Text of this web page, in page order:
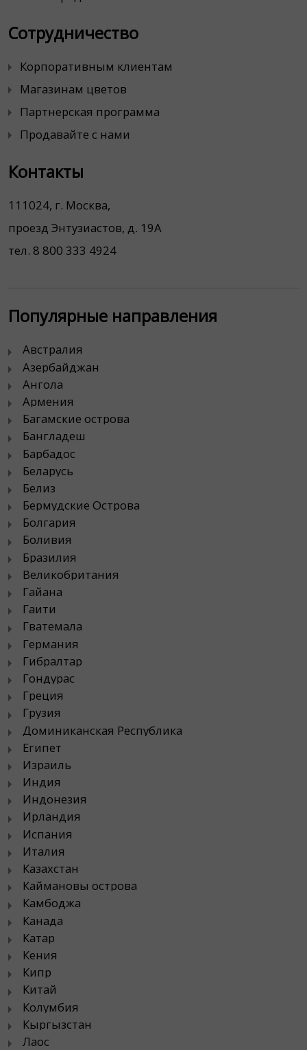
Сотрудничество
Корпоративным клиентам
Магазинам цветов
Партнерская программа
Продавайте с нами
Контакты
111024, г. Москва,
проезд Энтузиастов, д. 19А
тел. 8 800 333 4924
Популярные направления
Австралия
Азербайджан
Ангола
Армения
Багамские острова
Бангладеш
Барбадос
Беларусь
Белиз
Бермудские Острова
Болгария
Боливия
Бразилия
Великобритания
Гайана
Гаити
Гватемала
Германия
Гибралтар
Гондурас
Греция
Грузия
Доминиканская Республика
Египет
Израиль
Индия
Индонезия
Ирландия
Испания
Италия
Казахстан
Каймановы острова
Камбоджа
Канада
Катар
Кения
Кипр
Китай
Колумбия
Кыргызстан
Лаос